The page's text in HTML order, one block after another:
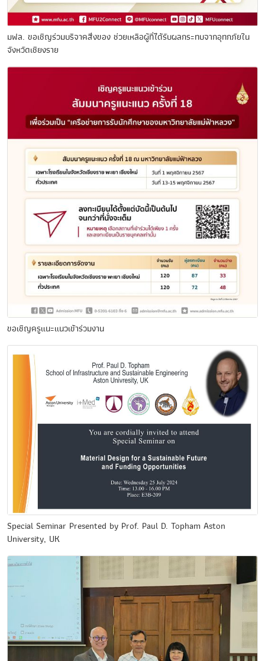
มฟล. ขอเชิญร่วมบริจาคสิ่งของ ช่วยเหลือผู้ที่ได้รับผลกระทบจากอุทกภัยใน
จังหวัดเชียงราย
ขอเชิญครูแนะแนวเข้าร่วมงาน
Special Seminar Presented by Prof. Paul D. Topham Aston
University, UK